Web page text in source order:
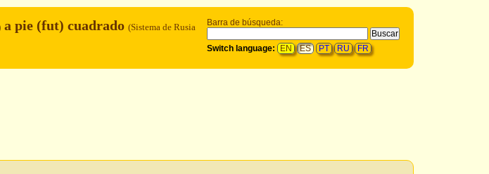
Barra de búsqueda:
Switch language: EN ES PT RU FR
a pie (fut) cuadrado (Sistema de Rusia